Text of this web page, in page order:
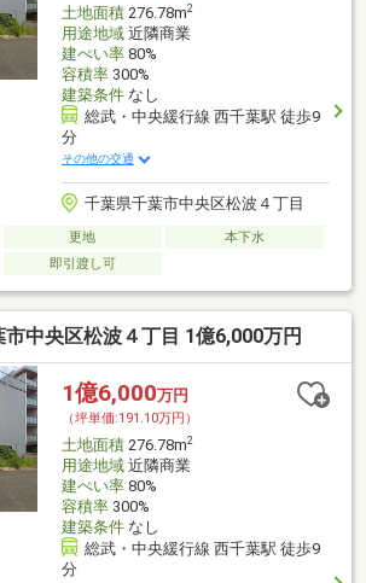
土地面積276.78m2
用途地域近隣商業
建ぺい率80%
容積率300%
建築条件なし
総武・中央緩行線 西千葉駅 徒歩9
分
その他の交通
千葉県千葉市中央区松波４丁目
更地
本下水
即引渡し可
中央区松波４丁目 1億6,000万円
1億6,000万円
（坪単価:191.10万円）
土地面積276.78m2
用途地域近隣商業
建ぺい率80%
容積率300%
建築条件なし
総武・中央緩行線 西千葉駅 徒歩9
分